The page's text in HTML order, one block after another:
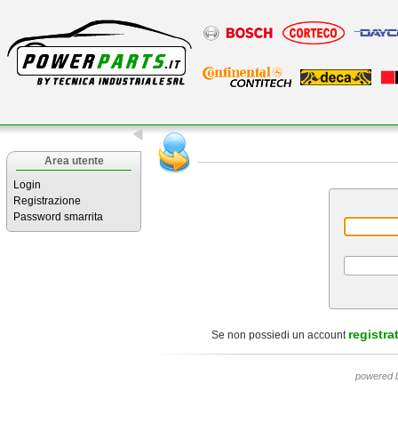
Area utente
Login
Registrazione
Password smarrita
Se non possiedi un account
powered